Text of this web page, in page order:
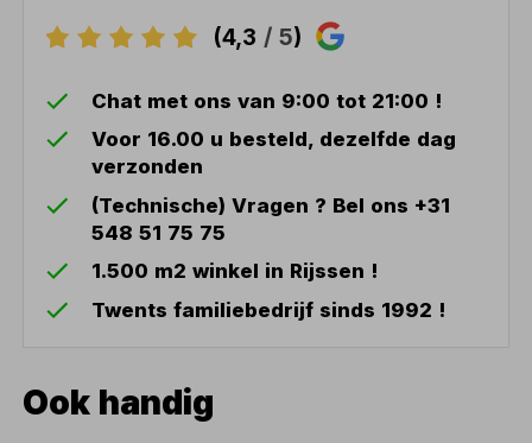
(4,3 / 5)
Chat met ons van 9:00 tot 21:00 !
Voor 16.00 u besteld, dezelfde dag
verzonden
(Technische) Vragen ? Bel ons +31
548 51 75 75
1.500 m2 winkel in Rijssen !
Twents familiebedrijf sinds 1992 !
Ook handig